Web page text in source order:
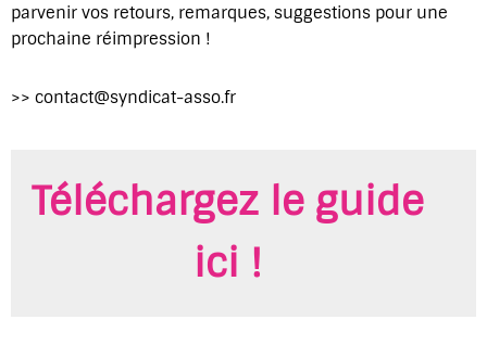
parvenir vos retours, remarques, suggestions pour une
prochaine réimpression !
>> contact@syndicat-asso.fr
Téléchargez le guide
ici !